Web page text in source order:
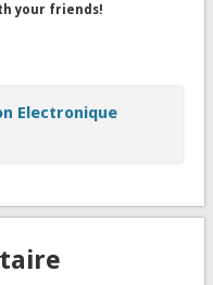
your friends!
Electronique